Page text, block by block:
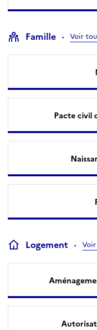
Famille Voir
Pacte civil
Logement